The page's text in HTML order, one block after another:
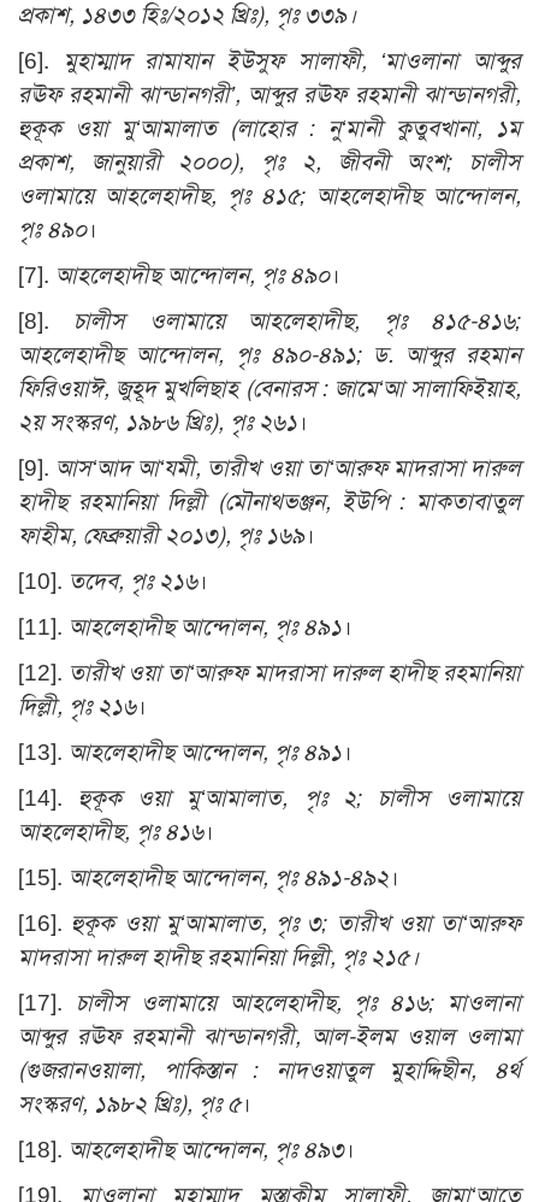
প্রকাশ, ১৪৩৩ হিঃ/২০১২ খ্রিঃ), পৃঃ ৩৩৯।
[6].
মুহাম্মাদ রামাযান ইউসুফ সালাফী, ‘মাওলানা আব্দুর
রঊফ রহমানী ঝান্ডানগরী’, আব্দুর রঊফ রহমানী ঝান্ডানগরী,
হুকূক ওয়া মু‘আমালাত (লাহোর : নু‘মানী কুতুবখানা, ১ম
প্রকাশ, জানুয়ারী ২০০০), পৃঃ ২, জীবনী অংশ; চালীস
ওলামায়ে আহলেহাদীছ, পৃঃ ৪১৫; আহলেহাদীছ আন্দোলন,
পৃঃ ৪৯০।
[7]. আহলেহাদীছ আন্দোলন, পৃঃ ৪৯০।
[8]. চালীস ওলামায়ে আহলেহাদীছ, পৃঃ ৪১৫-৪১৬;
আহলেহাদীছ আন্দোলন, পৃঃ ৪৯০-৪৯১; ড. আব্দুর রহমান
ফিরিওয়াঈ, জুহূদ মুখলিছাহ (বেনারস : জামে‘আ সালাফিইয়াহ,
২য় সংস্করণ, ১৯৮৬ খ্রিঃ), পৃঃ ২৬১ ।
[9]. আস‘আদ আ‘যমী, তারীখ ওয়া তা‘আরুফ মাদরাসা দারুল
হাদীছ রহমানিয়া দিল্লী (মৌনাথভঞ্জন, ইউপি : মাকতাবাতুল
ফাহীম, ফেব্রুয়ারী ২০১৩), পৃঃ ১৬৯।
[10]. তদেব, পৃঃ ২১৬।
[11]. আহলেহাদীছ আন্দোলন, পৃঃ ৪৯১ ।
[12]. তারীখ ওয়া তা‘আরুফ মাদরাসা দারুল হাদীছ রহমানিয়া
দিল্লী, পৃঃ ২১৬।
[13]. আহলেহাদীছ আন্দোলন, পৃঃ ৪৯১ ।
[14]. হুকূক ওয়া মু‘আমালাত, পৃঃ ২; চালীস ওলামায়ে
আহলেহাদীছ, পৃঃ ৪১৬।
[15]. আহলেহাদীছ আন্দোলন, পৃঃ ৪৯১-৪৯২ ।
[16]. হুকূক ওয়া মু‘আমালাত, পৃঃ ৩; তারীখ ওয়া তা‘আরুফ
মাদরাসা দারুল হাদীছ রহমানিয়া দিল্লী, পৃঃ ২১৫।
[17]. চালীস ওলামায়ে আহলেহাদীছ, পৃঃ ৪১৬; মাওলানা
আব্দুর রঊফ রহমানী ঝান্ডানগরী, আল-ইলম ওয়াল ওলামা
(গুজরানওয়ালা, পাকিস্তান : নাদওয়াতুল মুহাদ্দিছীন, ৪র্থ
সংস্করণ, ১৯৮২ খ্রিঃ), পৃঃ ৫।
[18]. আহলেহাদীছ আন্দোলন, পৃঃ ৪৯৩।
[19]. মাওলানা মুহাম্মাদ মুস্তাকীম সালাফী, জামা‘আতে